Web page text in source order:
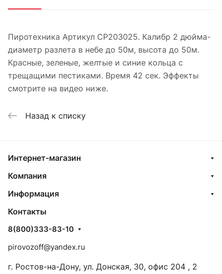
Пиротехника Артикул СР203025. Калибр 2 дюйма-
диаметр разлета в небе до 50м, высота до 50м.
Красные, зеленые, желтые и синие кольца с
трещащими пестиками. Время 42 сек. Эффекты
смотрите на видео ниже.
Назад к списку
Интернет-магазин
Компания
Информация
Контакты
8(800)333-83-10
pirovozoff@yandex.ru
г. Ростов-на-Дону, ул. Донская, 30, офис 204 , 2